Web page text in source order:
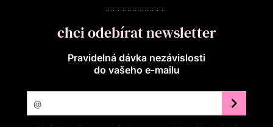
chci odebírat newsletter
Pravidelná dávka nezávislosti
do vašeho e‑mailu